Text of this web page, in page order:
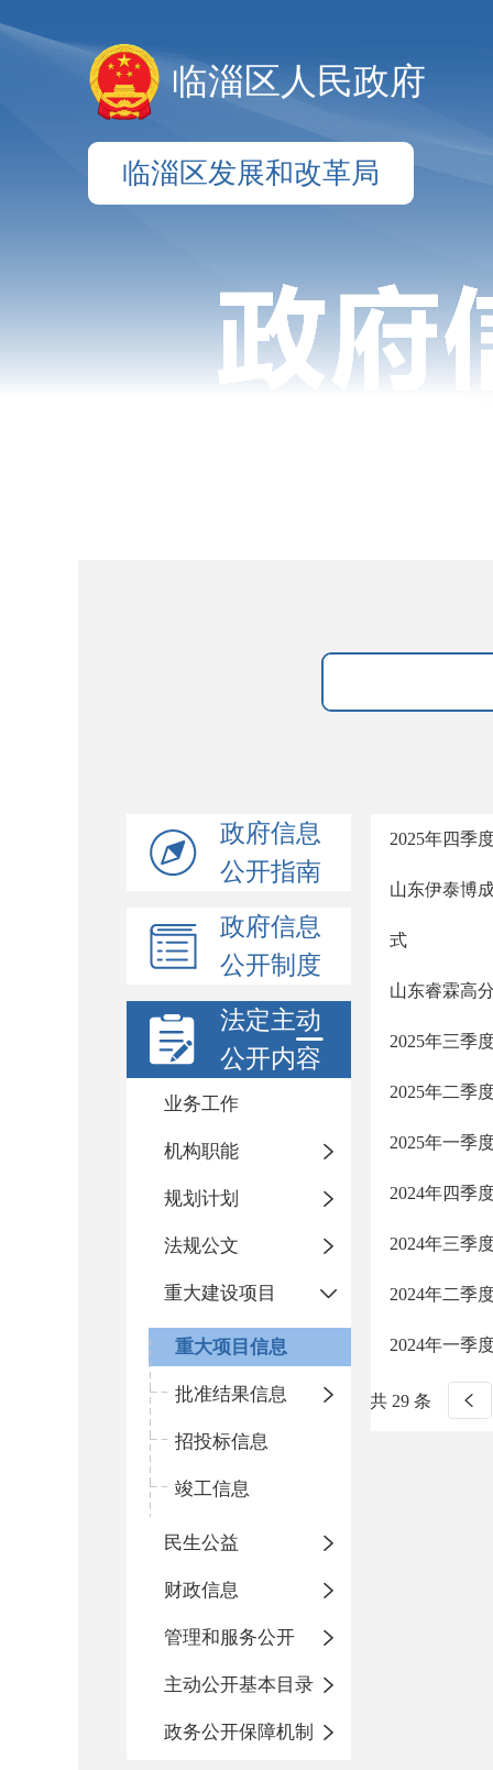
临淄区人民政府
临淄区发展和改革局
政府信息
公开指南
政府信息
公开制度
法定主动
公开内容
业务工作
机构职能
规划计划
法规公文
重大建设项目
重大项目信息
批准结果信息
招投标信息
竣工信息
民生公益
财政信息
管理和服务公开
主动公开基本目录
政务公开保障机制
2025年四季
山东伊泰博
式
山东睿霖高
2025年三季
2025年二季
2025年一季
2024年四季
2024年三季
2024年二季
2024年一季
共 29 条